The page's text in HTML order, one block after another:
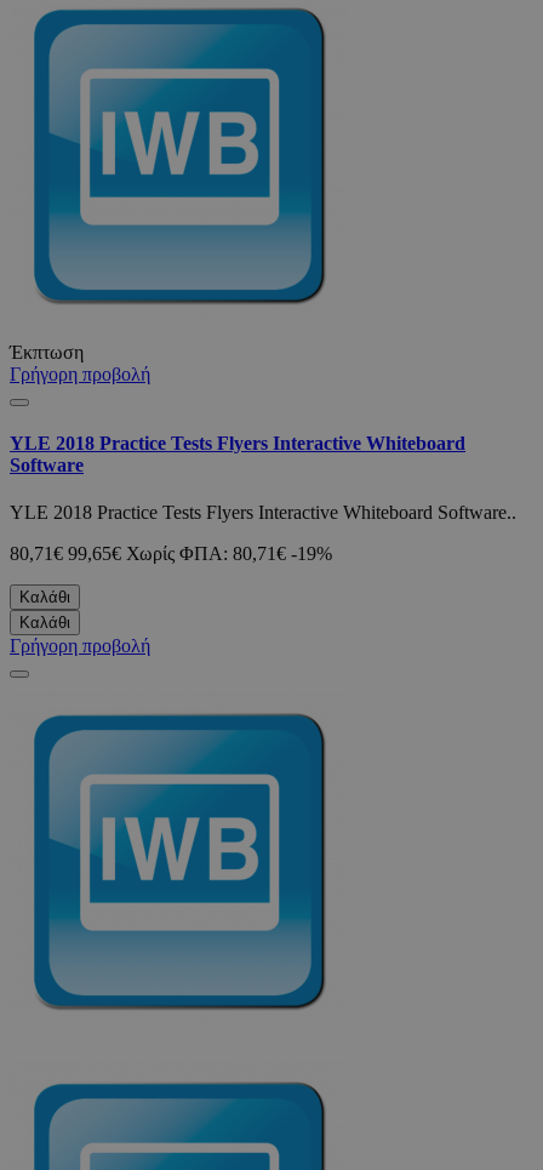
Έκπτωση
Γρήγορη προβολή
YLE 2018 Practice Tests Flyers Interactive Whiteboard
Software
YLE 2018 Practice Tests Flyers Interactive Whiteboard Software..
80,71€ 99,65€ Χωρίς ΦΠΑ: 80,71€ -19%
Καλάθι
Καλάθι
Γρήγορη προβολή